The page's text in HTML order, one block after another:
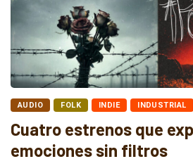
AUDIO FOLK INDIE INDUSTRIAL
Cuatro estrenos que
emociones sin filtros